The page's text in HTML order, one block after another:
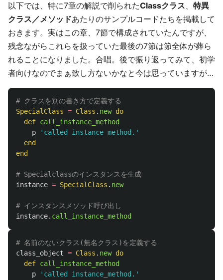
以下では、特に7章の解説で削られたClassクラス、 特異
クラス／メソッドあたりのサンプルコードたちを掲載して
おきます。実はこの章、7節で構成されていたんですが、
残念ながらこれらを扱っていた最後の7節は節全体が葬ら
れることになりました。合唱。後で振り返ってみて、初学
者向けなのでまぁ致し方ないかなと今は思っていますが…
# クラスを別の書き方で定義する
SpecialClass = Class . new do
def call_instance_method
p
'called instance_method.'
end
end
# Specialclassのインスタンスを生成
instance = SpecialClass . new
# インスタンスメソッド呼び出し
instance. call_instance_method
# 名前のないクラス(無名クラス)を定義する
class_object = Class . new do
def call_instance_method
p
'called instance_method.'